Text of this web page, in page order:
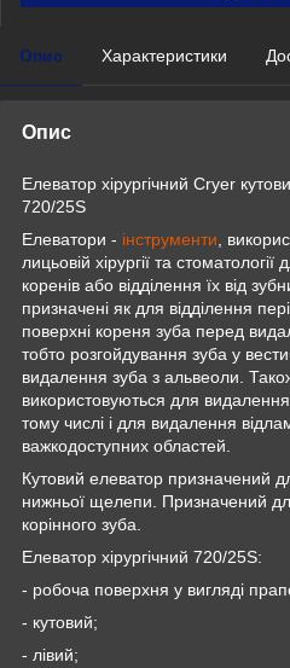
Опис Характеристики
Опис
Елеватор хірургічний Cryer
720/25S
Елеватори - інструменти ,
лицьовій хірургії та
коренів або відділення їх від
призначені як для відділення
поверхні кореня зуба перед
тобто розгойдування зуба у
видалення зуба з альвеоли.
використовуються для
тому числі і для видалення
важкодоступних областей.
Кутовий елеватор призначений
нижньої щелепи. Призначений
корінного зуба.
Елеватор хірургічний 720/25S:
- робоча поверхня у вигляді
- кутовий;
- лівий;